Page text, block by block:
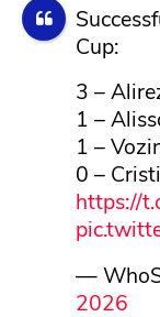
Cup:
3 –
1 –
1 –
0 –
https://
—
2026